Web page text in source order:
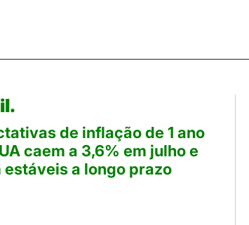
de inflação de 1 ano
caem a 3,6% em julho e
estáveis a longo prazo